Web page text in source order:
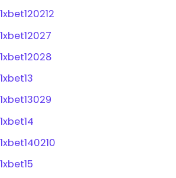
1xbet120212
1xbet12027
1xbet12028
1xbet13
1xbet13029
1xbet14
1xbet140210
1xbet15